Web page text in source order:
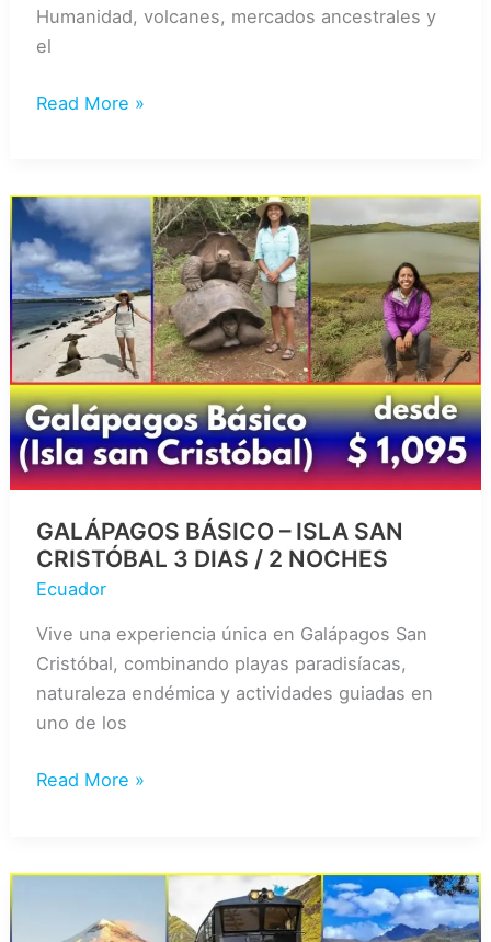
Humanidad, volcanes, mercados ancestrales y
el
ECUADOR
ORO
“A”
–
VIAJE
8
DIAS
/
7
NOCHES
Read More »
GALÁPAGOS BÁSICO – ISLA SAN
CRISTÓBAL 3 DIAS / 2 NOCHES
Ecuador
Vive una experiencia única en Galápagos San
Cristóbal, combinando playas paradisíacas,
naturaleza endémica y actividades guiadas en
uno de los
GALÁPAGOS
CRISTÓBAL
Read More »